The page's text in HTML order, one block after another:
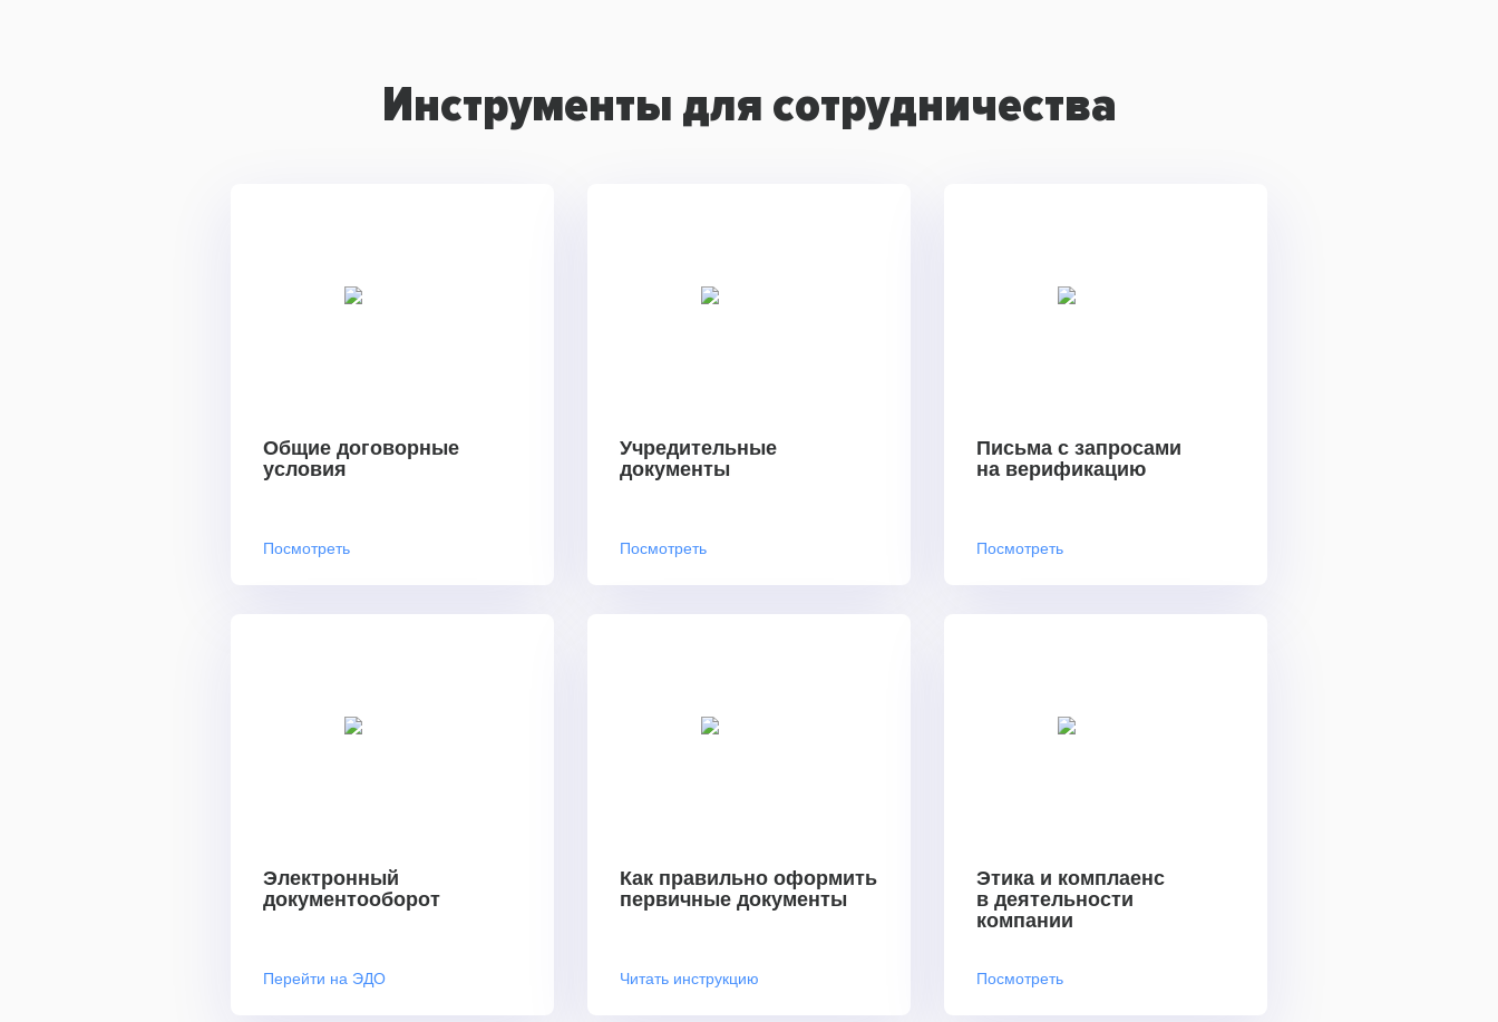
Инструменты для сотрудничества
Общие договорные
условия
Посмотреть
Учредительные
документы
Посмотреть
Письма с запросами
на верификацию
Посмотреть
Электронный
документооборот
Перейти на ЭДО
Как правильно оформить
первичные документы
Читать инструкцию
Этика и комплаенс
в деятельности
компании
Посмотреть